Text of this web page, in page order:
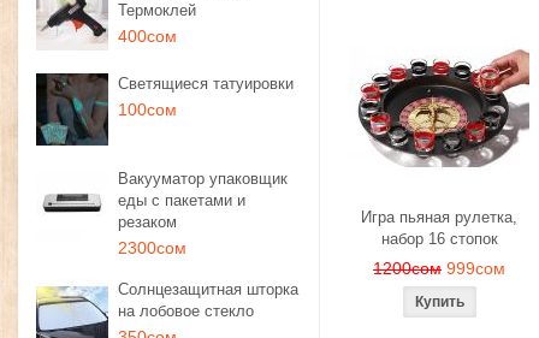
Термоклей
400сом
Светящиеся татуировки
100сом
Вакууматор упаковщик
еды с пакетами и
резаком
2300сом
Солнцезащитная шторка
на лобовое стекло
Игра пьяная рулетка,
набор 16 стопок
1200сом 999сом